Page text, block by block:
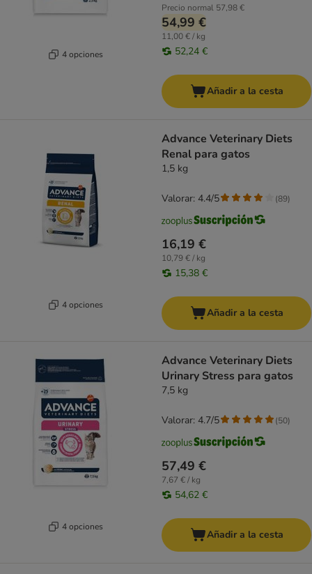
4 opciones
Precio normal 57,98 €
54,99 €
11,00 € / kg
52,24 €
Añadir a la cesta
4 opciones
Advance Veterinary Diets
Renal para gatos
1,5 kg
16,19 €
10,79 € / kg
15,38 €
Valorar: 4.4/5 (89)
Añadir a la cesta
4 opciones
Advance Veterinary Diets
Urinary Stress para gatos
7,5 kg
57,49 €
7,67 € / kg
54,62 €
Valorar: 4.7/5 (50)
Añadir a la cesta